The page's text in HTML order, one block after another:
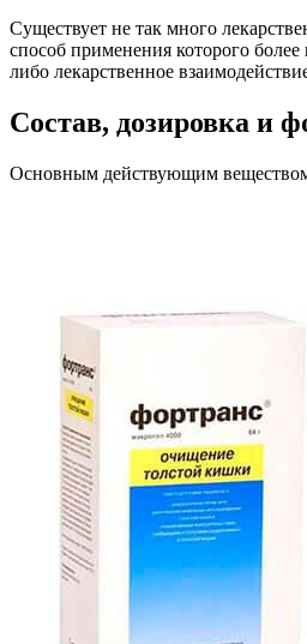
Существует не так много
способ применения которого
либо лекарственное
Состав, дозировка и
Основным действующим веществом